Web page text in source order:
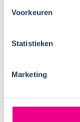
Voorkeuren
Statistieken
Marketing
U kunt zich
nieuwsbrief
hoogte van